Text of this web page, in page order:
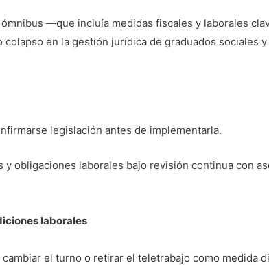
—que incluía medidas fiscales y laborales
en la gestión jurídica de graduados sociales
legislación antes de implementarla.
obligaciones laborales bajo revisión continua con
laborales
el turno o retirar el teletrabajo como medida